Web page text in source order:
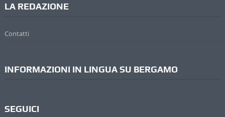
LA REDAZIONE
Contatti
INFORMAZIONI IN LINGUA SU BERGAMO
SEGUICI